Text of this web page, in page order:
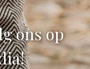
ons op